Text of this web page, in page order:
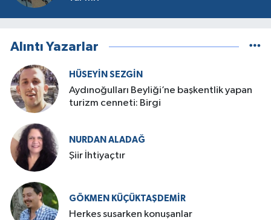
Alıntı Yazarlar
HÜSEYIN SEZGIN
Aydınoğulları Beyliği’ne başkentlik yapan
turizm cenneti: Birgi
NURDAN ALADAĞ
Şiir İhtiyaçtır
GÖKMEN KÜÇÜKTAŞDEMIR
Herkes susarken konuşanlar